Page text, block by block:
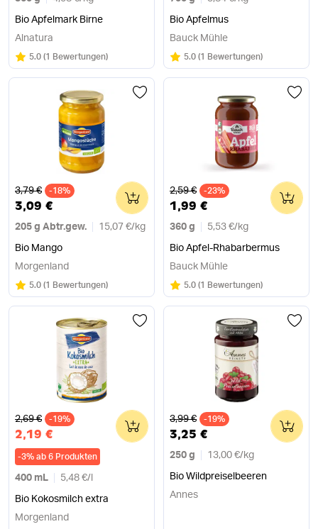
Bio Apfelmark Birne
Alnatura
Bewertung:
5.0/5
(1 Bewertungen)
Bio Apfelmus
Bauck Mühle
Bewertung:
5.0/5
(1 Bewertungen)
Alter Preis
3,79 € -18%
3,09 €
205 g Abtr.gew. 15,07 €/ kg
Bio Mango
0
Morgenland
Bewertung:
5.0/5
(1 Bewertungen)
Alter Preis
2,59 € -23%
1,99 €
360 g 5,53 €/ kg
Bio Apfel-Rhabarbermus
0
Bauck Mühle
Bewertung:
5.0/5
(1 Bewertungen)
Alter Preis
2,69 € -19%
2,19 €
-3% ab 6 Produkten
400 mL 5,48 €/
Bio Kokosmilch extra
0
Morgenland
Alter Preis
3,99 € -19%
3,25 €
250 g 13,00 €/ kg
Bio Wildpreiselbeeren
0
Annes